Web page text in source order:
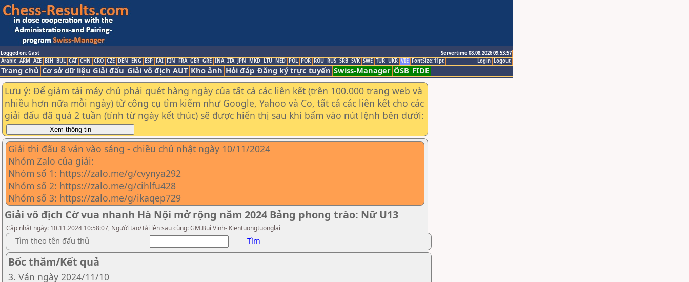
Logged on: Gast
Servertime 08.08.2026 09:53:57
Logout
Login
Arabic ARM AZE BIH BUL CAT CHN CRO CZE DEN ENG ESP FAI FIN FRA GER GRE INA ITA JPN MKD LTU NED POL POR ROU RUS SRB SVK SWE TUR UKR VIE FontSize:11pt
Trang chủ Cơ sở dữ liệu Giải đấu Giải vô địch AUT Kho ảnh Hỏi đáp Đăng ký trực tuyến Swiss-Manager ÖSB FIDE
Lưu ý: Để giảm tải máy chủ phải quét hàng ngày của tất cả các liên kết (trên 100.000 trang web và
nhiều hơn nữa mỗi ngày) từ công cụ tìm kiếm như Google, Yahoo và Co, tất cả các liên kết cho các
giải đấu đã quá 2 tuần (tính từ ngày kết thúc) sẽ được hiển thị sau khi bấm vào nút lệnh bên dưới:
Giải thi đấu 8 ván vào sáng - chiều chủ nhật ngày 10/11/2024
Nhóm Zalo của giải:
Nhóm số 1: https://zalo.me/g/cvynya292
Nhóm số 2: https://zalo.me/g/cihlfu428
Nhóm số 3: https://zalo.me/g/ikaqep729
Giải vô địch Cờ vua nhanh Hà Nội mở rộng năm 2024 Bảng phong trào: Nữ U13
Cập nhật ngày: 10.11.2024 10:58:07, Người tạo/Tải lên sau cùng: GM.Bui Vinh- Kientuongtuonglai
Tìm theo tên đấu thủ Tìm
Bốc thăm/Kết quả
3. Ván ngày 2024/11/10